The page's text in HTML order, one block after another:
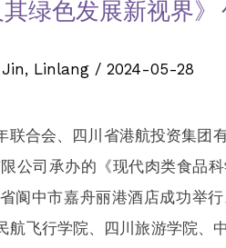
绿色发展新视界
Jin, Linlang /2024-05-28
合会、四川省港航投资集团
公司承办的《现代肉类食品
阆中市嘉舟丽港酒店成功举
航飞行学院、四川旅游学院、